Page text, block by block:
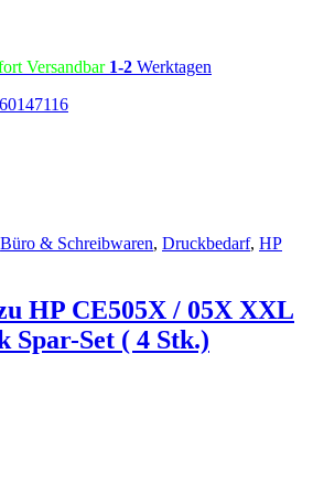
Versandbar 1-2 Werktagen
Büro & Schreibwaren, Druckbedarf, HP
HP CE505X / 05X XXL
Spar-Set ( 4 Stk.)